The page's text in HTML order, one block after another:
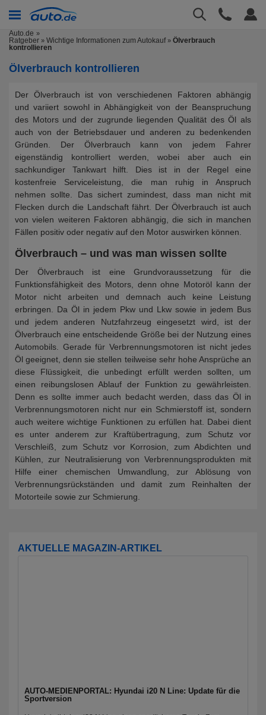
Auto.de
Ratgeber » Wichtige Informationen zum Autokauf» Ölverbrauch
kontrollieren
Ölverbrauch kontrollieren
Der Ölverbrauch ist von verschiedenen Faktoren abhängig
und variiert sowohl in Abhängigkeit von der Beanspruchung
des Motors und der zugrunde liegenden Qualität des Öl als
auch von der Betriebsdauer und anderen zu bedenkenden
Gründen. Der Ölverbrauch kann von jedem Fahrer
eigenständig kontrolliert werden, wobei aber auch ein
sachkundiger Tankwart hilft. Dies ist in der Regel eine
kostenfreie Serviceleistung, die man ruhig in Anspruch
nehmen sollte. Das sichert zumindest, dass man nicht mit
Flecken durch die Landschaft fährt. Der Ölverbrauch ist auch
von vielen weiteren Faktoren abhängig, die sich in manchen
Fällen positiv oder negativ auf den Motor auswirken können.
Ölverbrauch – und was man wissen sollte
Der Ölverbrauch ist eine Grundvoraussetzung für die
Funktionsfähigkeit des Motors, denn ohne Motoröl kann der
Motor nicht arbeiten und demnach auch keine Leistung
erbringen. Da Öl in jedem Pkw und Lkw sowie in jedem Bus
und jedem anderen Nutzfahrzeug eingesetzt wird, ist der
Ölverbrauch eine entscheidende Größe bei der Nutzung eines
Automobils. Gerade für Verbrennungsmotoren ist nicht jedes
Öl geeignet, denn sie stellen teilweise sehr hohe Ansprüche an
diese Flüssigkeit, die unbedingt erfüllt werden sollten, um
einen reibungslosen Ablauf der Funktion zu gewährleisten.
Denn es sollte immer auch bedacht werden, dass das Öl in
Verbrennungsmotoren nicht nur ein Schmierstoff ist, sondern
auch weitere wichtige Funktionen zu erfüllen hat. Dabei dient
es unter anderem zur Kraftübertragung, zum Schutz vor
Verschleiß, zum Schutz vor Korrosion, zum Abdichten und
Kühlen, zur Neutralisierung von Verbrennungsprodukten mit
Hilfe einer chemischen Umwandlung, zur Ablösung von
Verbrennungsrückständen und damit zum Reinhalten der
Motorteile sowie zur Schmierung.
AKTUELLE MAGAZIN-ARTIKEL
AUTO-MEDIENPORTAL: Hyundai i20 N Line: Update für die
Sportversion